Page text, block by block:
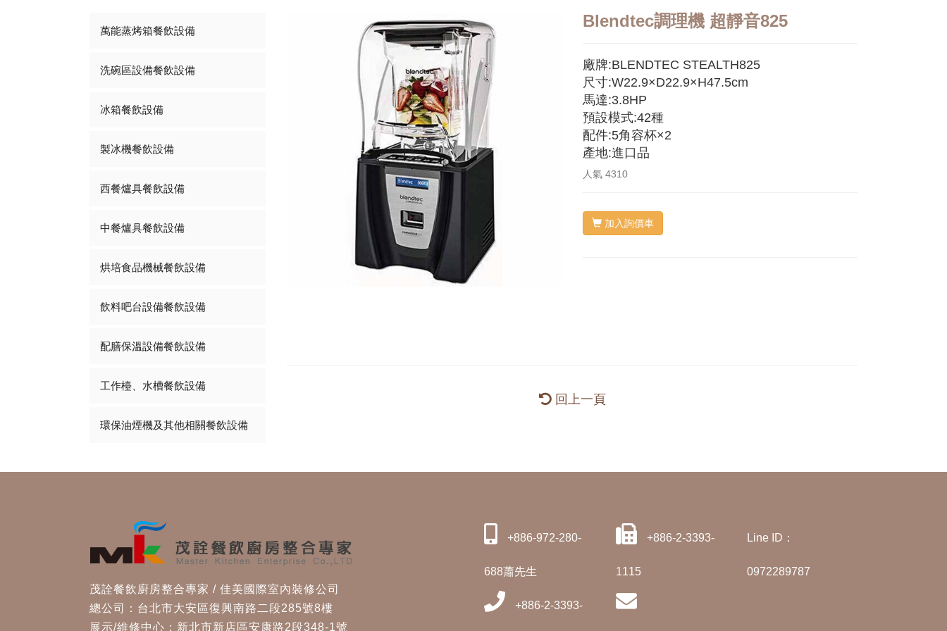
Blendtec調理機 超靜音825
廠牌:BLENDTEC STEALTH825
尺寸:W22.9×D22.9×H47.5cm
馬達:3.8HP
預設模式:42種
配件:5角容杯×2
產地:進口品
人氣 4310
加入詢價車
回上一頁
萬能蒸烤箱餐飲設備
洗碗區設備餐飲設備
冰箱餐飲設備
製冰機餐飲設備
西餐爐具餐飲設備
中餐爐具餐飲設備
烘培食品機械餐飲設備
飲料吧台設備餐飲設備
配膳保溫設備餐飲設備
工作檯、水槽餐飲設備
環保油煙機及其他相關餐飲設備
茂詮餐飲廚房整合專家 / 佳美國際室內裝修公司
總公司：台北市大安區復興南路二段285號8樓
展示/維修中心：新北市新店區安康路2段348-1號
+886-972-280-
688蕭先生
+886-2-3393-
+886-2-3393-
1115
Line ID：
0972289787